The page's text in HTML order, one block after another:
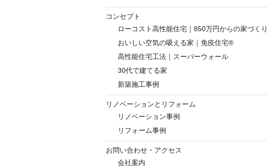
ョ
ン
コンセプト
ローコスト高性能住宅｜850万円からの家づくり
おいしい空気の吸える家｜免疫住宅®
高性能住宅工法｜スーパーウォール
30代で建てる家
新築施工事例
リノベーションとリフォーム
リノベーション事例
リフォーム事例
お問い合わせ・アクセス
会社案内